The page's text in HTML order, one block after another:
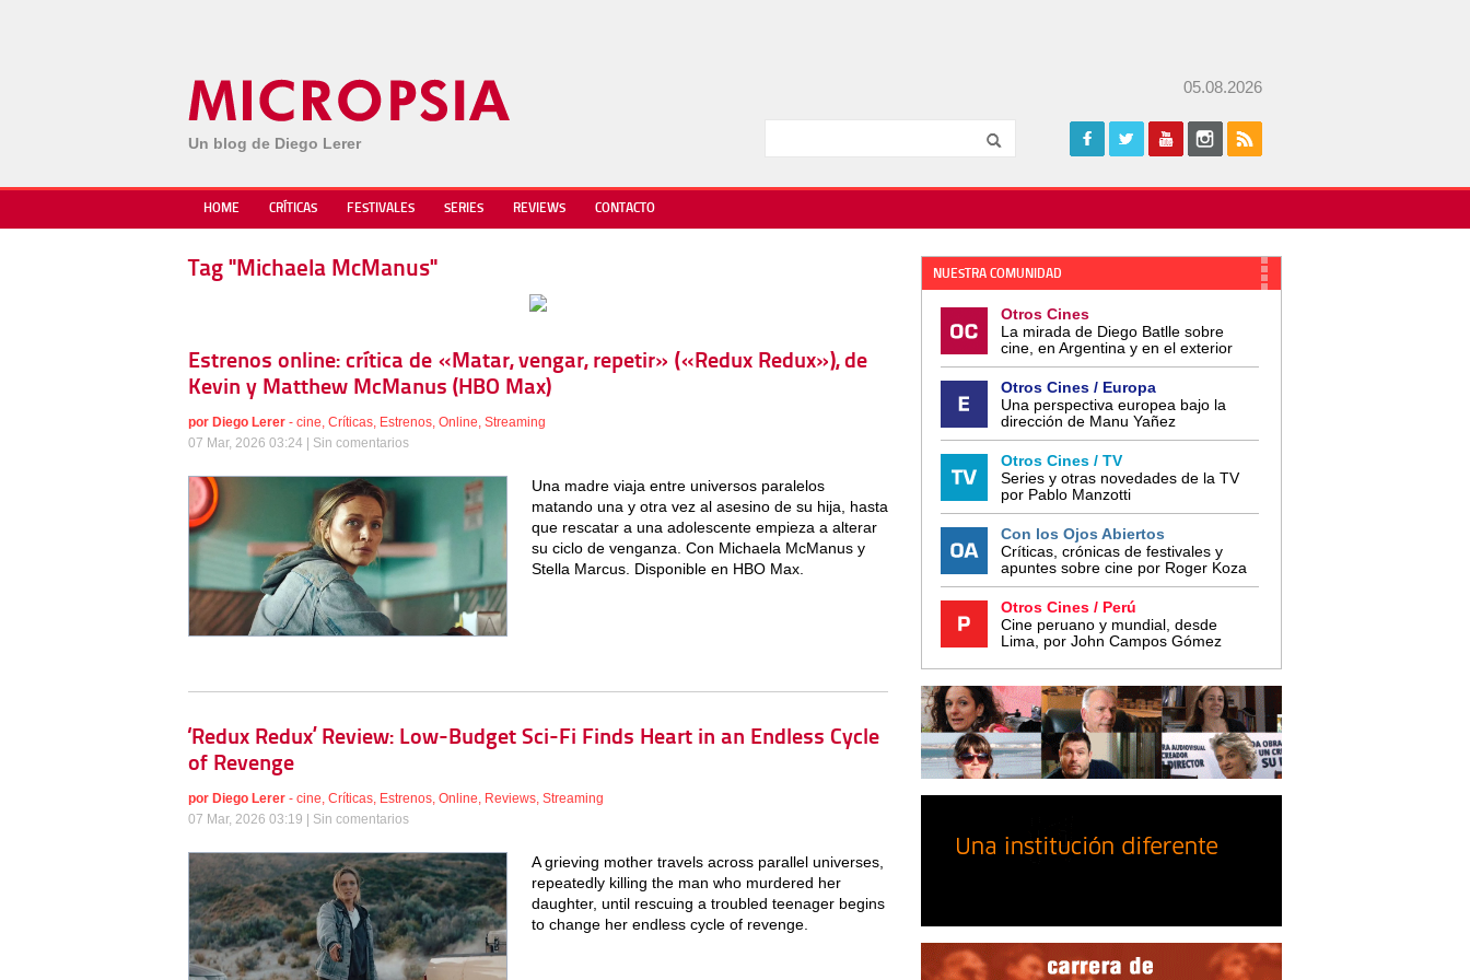
Un blog de Diego Lerer
05.08.2026
HOME CRÍTICAS FESTIVALES SERIES REVIEWS CONTACTO
Tag "Michaela McManus"
Estrenos online: crítica de «Matar, vengar, repetir» («Redux Redux»), de
Kevin y Matthew McManus (HBO Max)
por Diego Lerer - cine, Críticas, Estrenos, Online, Streaming
07 Mar, 2026 03:24 | Sin comentarios
Una madre viaja entre universos paralelos
matando una y otra vez al asesino de su hija, hasta
que rescatar a una adolescente empieza a alterar
su ciclo de venganza. Con Michaela McManus y
Stella Marcus. Disponible en HBO Max.
‘Redux Redux’ Review: Low-Budget Sci-Fi Finds Heart in an Endless Cycle
of Revenge
por Diego Lerer - cine, Críticas, Estrenos, Online, Reviews, Streaming
07 Mar, 2026 03:19 | Sin comentarios
A grieving mother travels across parallel universes,
repeatedly killing the man who murdered her
daughter, until rescuing a troubled teenager begins
to change her endless cycle of revenge.
NUESTRA COMUNIDAD
Otros Cines
La mirada de Diego Batlle sobre
cine, en Argentina y en el exterior
Otros Cines / Europa
Una perspectiva europea bajo la
dirección de Manu Yañez
Otros Cines / TV
Series y otras novedades de la TV
por Pablo Manzotti
Con los Ojos Abiertos
Críticas, crónicas de festivales y
apuntes sobre cine por Roger Koza
Otros Cines / Perú
Cine peruano y mundial, desde
Lima, por John Campos Gómez